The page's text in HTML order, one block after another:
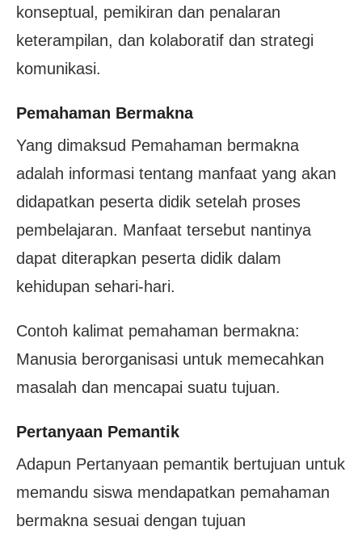
konseptual, pemikiran dan penalaran
keterampilan, dan kolaboratif dan strategi
komunikasi.
Pemahaman Bermakna
Yang dimaksud Pemahaman bermakna
adalah informasi tentang manfaat yang akan
didapatkan peserta didik setelah proses
pembelajaran. Manfaat tersebut nantinya
dapat diterapkan peserta didik dalam
kehidupan sehari-hari.
Contoh kalimat pemahaman bermakna:
Manusia berorganisasi untuk memecahkan
masalah dan mencapai suatu tujuan.
Pertanyaan Pemantik
Adapun Pertanyaan pemantik bertujuan untuk
memandu siswa mendapatkan pemahaman
bermakna sesuai dengan tujuan